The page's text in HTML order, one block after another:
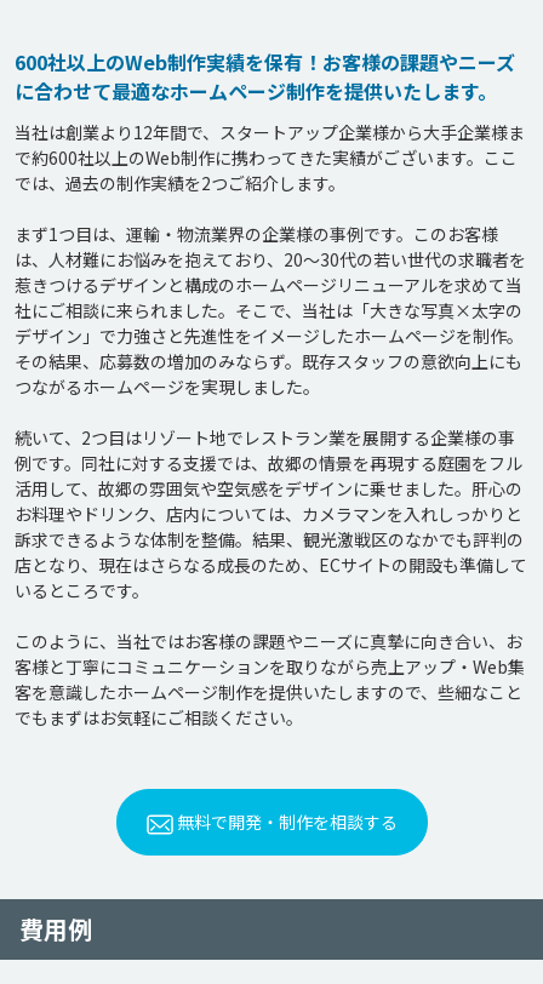
600社以上のWeb制作実績を保有！お客様の課題やニーズ
に合わせて最適なホームページ制作を提供いたします。
当社は創業より12年間で、スタートアップ企業様から大手企業様ま
で約600社以上のWeb制作に携わってきた実績がございます。ここ
では、過去の制作実績を2つご紹介します。
まず1つ目は、運輸・物流業界の企業様の事例です。このお客様
は、人材難にお悩みを抱えており、20～30代の若い世代の求職者を
惹きつけるデザインと構成のホームページリニューアルを求めて当
社にご相談に来られました。そこで、当社は「大きな写真×太字の
デザイン」で力強さと先進性をイメージしたホームページを制作。
その結果、応募数の増加のみならず。既存スタッフの意欲向上にも
つながるホームページを実現しました。
続いて、2つ目はリゾート地でレストラン業を展開する企業様の事
例です。同社に対する支援では、故郷の情景を再現する庭園をフル
活用して、故郷の雰囲気や空気感をデザインに乗せました。肝心の
お料理やドリンク、店内については、カメラマンを入れしっかりと
訴求できるような体制を整備。結果、観光激戦区のなかでも評判の
店となり、現在はさらなる成長のため、ECサイトの開設も準備して
いるところです。
このように、当社ではお客様の課題やニーズに真摯に向き合い、お
客様と丁寧にコミュニケーションを取りながら売上アップ・Web集
客を意識したホームページ制作を提供いたしますので、些細なこと
無料で開発・制作を相談する
費用例